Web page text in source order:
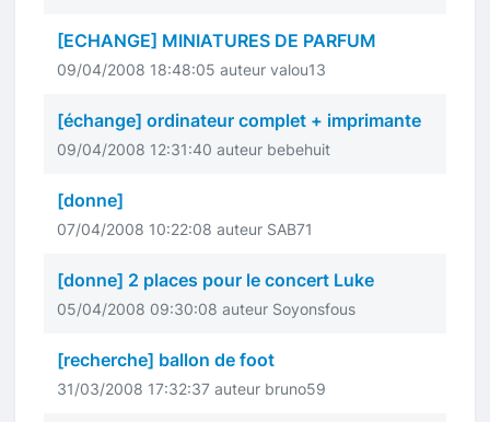
[ECHANGE] MINIATURES DE PARFUM
09/04/2008 18:48:05 auteur valou13
[échange] ordinateur complet + imprimante
09/04/2008 12:31:40 auteur bebehuit
[donne]
07/04/2008 10:22:08 auteur SAB71
[donne] 2 places pour le concert Luke
05/04/2008 09:30:08 auteur Soyonsfous
[recherche] ballon de foot
31/03/2008 17:32:37 auteur bruno59